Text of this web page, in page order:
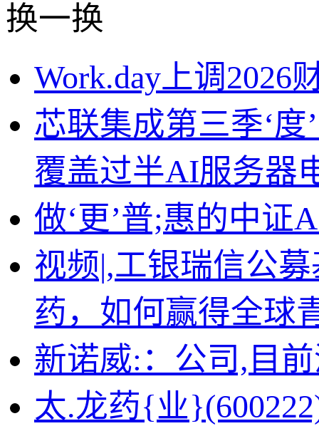
换一换
Work.day上调2026
芯联集成第三季‘度
覆盖过半AI服务器
做‘更’普;惠的中证
视频|,工银瑞信公
药，如何赢得全球
新诺威:：公司,目
太.龙药{业